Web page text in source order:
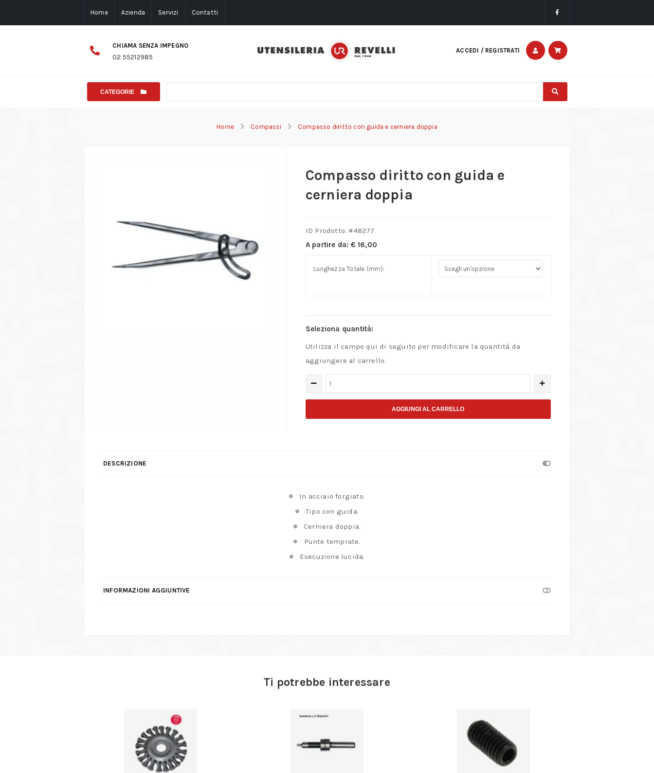
Home Azienda Servizi Contatti
CHIAMA SENZA IMPEGNO
02 55212985
ACCEDI / REGISTRATI
CATEGORIE
Home Compassi Compasso diritto con guida e cerniera doppia
Compasso diritto con guida e
cerniera doppia
ID Prodotto: #48277
A partire da: € 16,00
Lunghezza Totale (mm):
Seleziona quantità:
Utilizza il campo qui di seguito per modificare la quantità da
aggiungere al carrello.
Compasso
diritto
AGGIUNGI AL CARRELLO
DESCRIZIONE
In acciaio forgiato.
Tipo con guida.
Cerniera doppia.
Punte temprate.
Esecuzione lucida.
INFORMAZIONI AGGIUNTIVE
Ti potrebbe interessare